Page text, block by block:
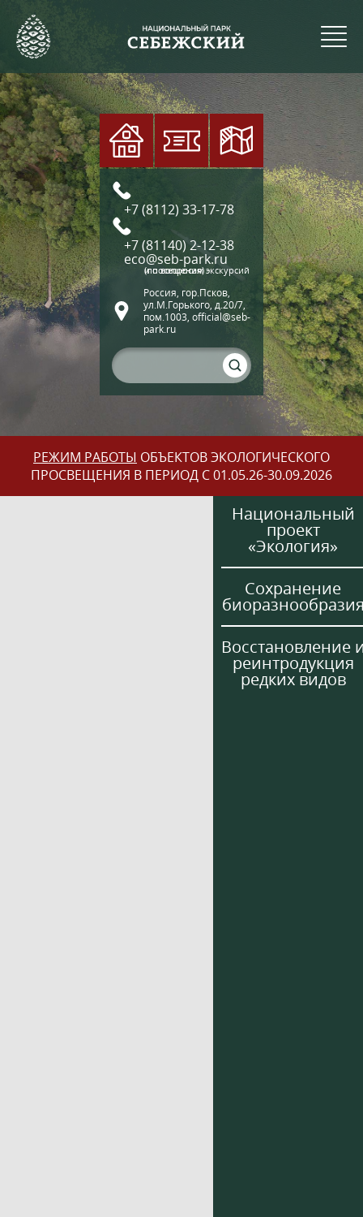
+7 (8112) 33-17-78
+7 (81140) 2-12-38
eco@seb-park.ru
(по вопросам экскурсий и посещения)
Россия, гор.Псков,
ул.М.Горького, д.20/7,
пом.1003, official@seb-
park.ru
РЕЖИМ РАБОТЫ ОБЪЕКТОВ ЭКОЛОГИЧЕСКОГО
ПРОСВЕЩЕНИЯ В ПЕРИОД С 01.05.26-30.09.2026
Национальный
проект
«Экология»
Сохранение
Восстановление
реинтродукция
редких видов